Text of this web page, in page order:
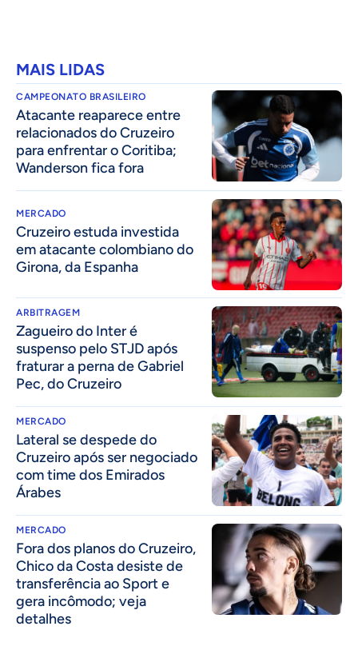
MAIS LIDAS
CAMPEONATO BRASILEIRO
Atacante reaparece entre
relacionados do Cruzeiro
para enfrentar o Coritiba;
Wanderson fica fora
MERCADO
Cruzeiro estuda investida
em atacante colombiano do
Girona, da Espanha
ARBITRAGEM
Zagueiro do Inter é
suspenso pelo STJD após
fraturar a perna de Gabriel
Pec, do Cruzeiro
MERCADO
Lateral se despede do
Cruzeiro após ser negociado
com time dos Emirados
Árabes
MERCADO
Fora dos planos do Cruzeiro,
Chico da Costa desiste de
transferência ao Sport e
gera incômodo; veja
detalhes